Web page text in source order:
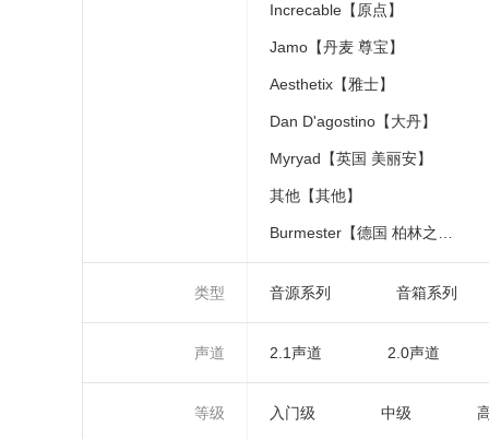
Increcable【原点】
Jamo【丹麦 尊宝】
Aesthetix【雅士】
Dan D'agostino【大丹】
Myryad【英国 美丽安】
其他【其他】
类型 音源系列 音箱系列
声道 2.1声道 2.0声道
等级 入门级 中级